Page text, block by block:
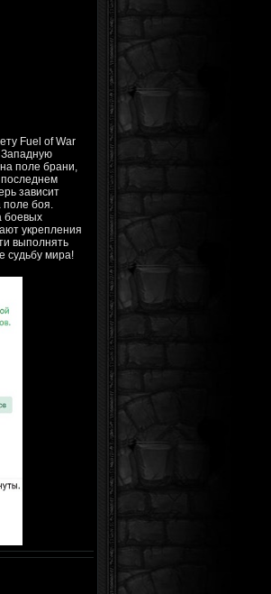
Fuel of War
поле брани,
зависит
поле боя.
боевых
укрепления
выполнять
судьбу мира!